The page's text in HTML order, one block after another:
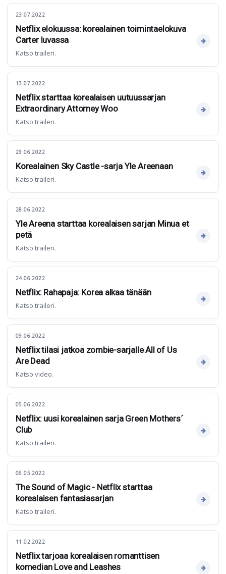
23.07.2022
Netflix elokuussa: korealainen toimintaelokuva
Carter luvassa
Katso traileri.
13.07.2022
Netflix starttaa korealaisen uutuussarjan
Extraordinary Attorney Woo
Katso traileri.
29.06.2022
Korealainen Sky Castle -sarja Yle Areenaan
Katso traileri.
28.06.2022
Yle Areena starttaa korealaisen sarjan Minua et
petä
Katso traileri.
24.06.2022
Netflix: Rahapaja: Korea alkaa tänään
Katso traileri.
09.06.2022
Netflix tilasi jatkoa zombie-sarjalle All of Us
Are Dead
Katso video.
05.06.2022
Netflix: uusi korealainen sarja Green Mothers´
Club
Katso traileri.
06.05.2022
The Sound of Magic - Netflix starttaa
korealaisen fantasiasarjan
Katso traileri.
11.02.2022
Netflix tarjoaa korealaisen romanttisen
komedian Love and Leashes